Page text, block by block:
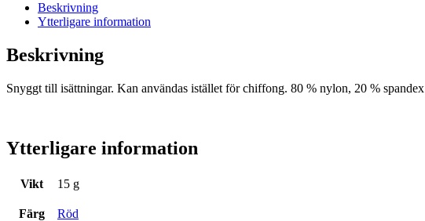
Beskrivning
Ytterligare information
Beskrivning
Snyggt till isättningar. Kan användas istället för chiffong. 80 % nylon, 20 % spandex
Ytterligare information
Vikt 15 g
Färg Röd